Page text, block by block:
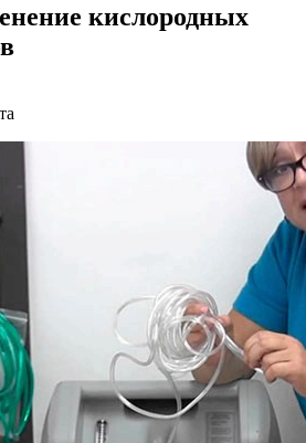
кислородных